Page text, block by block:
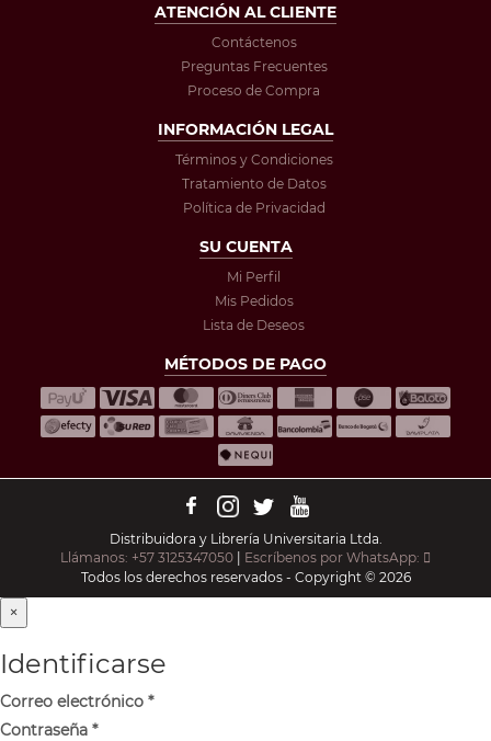
ATENCIÓN AL CLIENTE
Contáctenos
Preguntas Frecuentes
Proceso de Compra
INFORMACIÓN LEGAL
Términos y Condiciones
Tratamiento de Datos
Política de Privacidad
SU CUENTA
Mi Perfil
Mis Pedidos
Lista de Deseos
MÉTODOS DE PAGO
Distribuidora y Librería Universitaria Ltda.
Llámanos: +57 3125347050
Escríbenos por WhatsApp:
Todos los derechos reservados - Copyright © 2026
×
Identificarse
Correo electrónico *
Contraseña *